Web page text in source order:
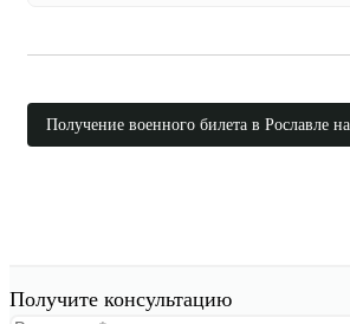
Получение военного билета в Рославле
Получите консультацию